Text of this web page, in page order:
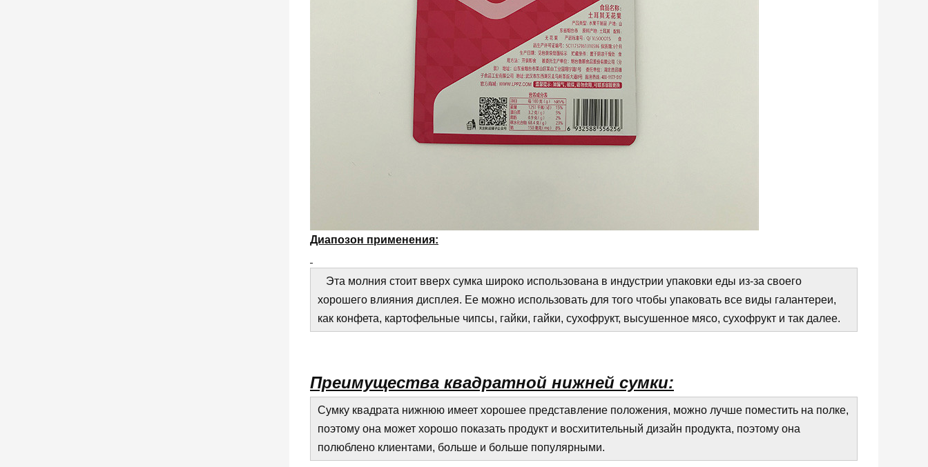
Диапозон применения:
Эта молния стоит вверх сумка широко использована в индустрии упаковки еды из-за своего
хорошего влияния дисплея. Ее можно использовать для того чтобы упаковать все виды галантереи,
как конфета, картофельные чипсы, гайки, гайки, сухофрукт, высушенное мясо, сухофрукт и так далее.
Преимущества квадратной нижней сумки:
Сумку квадрата нижнюю имеет хорошее представление положения, можно лучше поместить на полке,
поэтому она может хорошо показать продукт и восхитительный дизайн продукта, поэтому она
полюблено клиентами, больше и больше популярными.